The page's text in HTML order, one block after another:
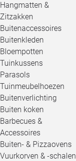
Hangmatten &
Zitzakken
Buitenaccessoires
Buitenkleden
Bloempotten
Tuinkussens
Parasols
Tuinmeubelhoezen
Buitenverlichting
Buiten koken
Barbecues &
Accessoires
Buiten- & Pizzaovens
Vuurkorven & -schalen